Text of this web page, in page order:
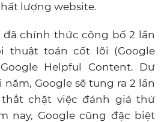
lượng website.
đã chính thức công bố 2 lần
thuật toán cốt lõi (Google
Helpful Content. Dự
Google sẽ tung ra 2 lần
chặt việc đánh giá thứ
nay, Google cũng đặc biệt